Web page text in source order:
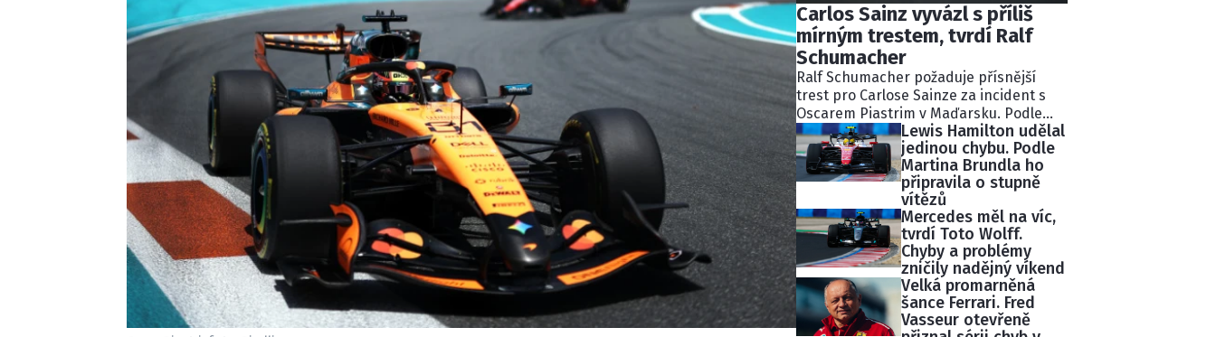
Carlos Sainz vyvázl s příliš
mírným trestem, tvrdí Ralf
Schumacher
Ralf Schumacher požaduje přísnější
trest pro Carlose Sainze za incident s
Oscarem Piastrim v Maďarsku. Podle
bývalého pilota Williams ignoroval
několik modrých vlajek a následně
kolidoval s lídrem závodu.
Pětisekundovou penalizaci považuje
Schumacher za nedostatečnou.
Lewis Hamilton udělal
jedinou chybu. Podle
Martina Brundla ho
připravila o stupně
vítězů
Mercedes měl na víc,
tvrdí Toto Wolff.
Chyby a problémy
zničily nadějný víkend
Velká promarněná
šance Ferrari. Fred
Vasseur otevřeně